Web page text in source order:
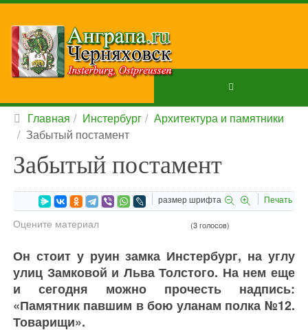
Главная Инстербург
Архитектура и памятники
Забытый постамент
Забытый постамент
размер шрифта Печать
Оцените материал (3 голосов)
Он стоит у руин замка Инстербург, на углу
улиц Замковой и Льва Толстого. На нем еще
и сегодня можно прочесть надпись:
«Памятник павшим в бою уланам полка №12.
Товарищи».